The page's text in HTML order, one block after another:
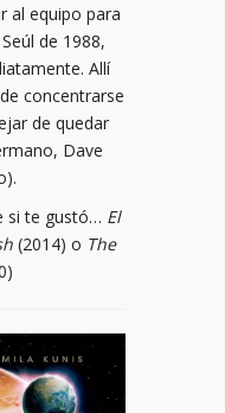
al equipo para
de 1988,
Allí
concentrarse
de quedar
Dave
si te gustó… El
(2014) o The